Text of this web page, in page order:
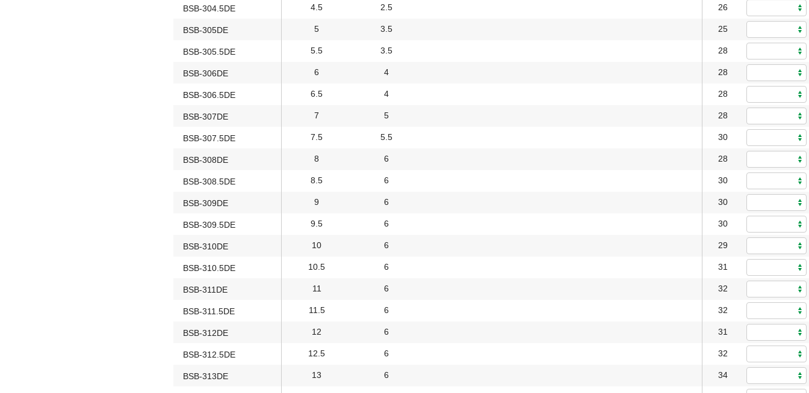
BSB-304.5DE 4.5 2.5 26
BSB-305DE 5 3.5 25
BSB-305.5DE 5.5 3.5 28
BSB-306DE 6 4 28
BSB-306.5DE 6.5 4 28
BSB-307DE 7 5 28
BSB-307.5DE 7.5 5.5 30
BSB-308DE 8 6 28
BSB-308.5DE 8.5 6 30
BSB-309DE 9 6 30
BSB-309.5DE 9.5 6 30
BSB-310DE 10 6 29
BSB-310.5DE 10.5 6 31
BSB-311DE 11 6 32
BSB-311.5DE 11.5 6 32
BSB-312DE 12 6 31
BSB-312.5DE 12.5 6 32
BSB-313DE 13 6 34